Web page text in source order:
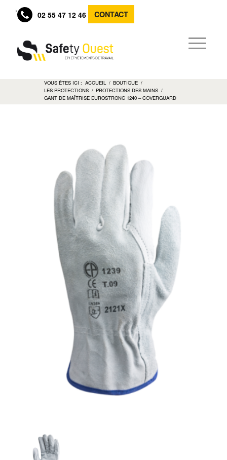
02 55 47 12 46 CONTACT
VOUS ÊTES ICI : ACCUEIL / BOUTIQUE /
LES PROTECTIONS / PROTECTIONS DES MAINS /
GANT DE MAÎTRISE EUROSTRONG 1240 – COVERGUARD